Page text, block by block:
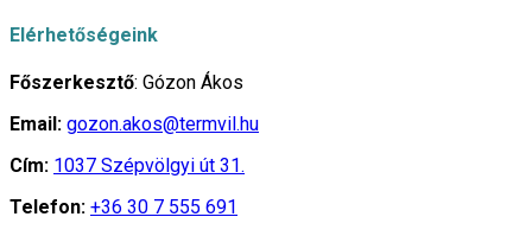
Elérhetőségeink
Főszerkesztő: Gózon Ákos
Email: gozon.akos@termvil.hu
Cím: 1037 Szépvölgyi út 31.
Telefon: +36 30 7 555 691